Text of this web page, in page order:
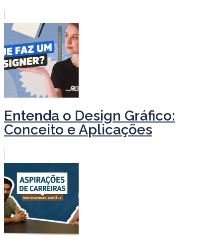
Entenda o Design Gráfico:
Conceito e Aplicações